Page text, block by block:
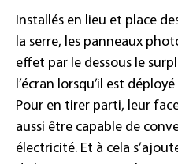
Installés en lieu et place
la serre, les panneaux
effet par le dessous le
l’écran lorsqu’il est
Pour en tirer parti, leur
aussi être capable de
électricité. Et à cela